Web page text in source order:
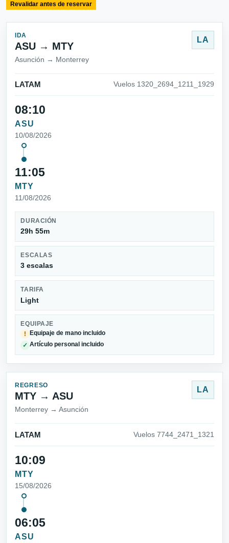
Revalidar antes de reservar
IDA
ASU → MTY
Asunción → Monterrey
LA
LATAM Vuelos 1320_2694_1211_1929
08:10
ASU
10/08/2026
11:05
MTY
11/08/2026
DURACIÓN
29h 55m
ESCALAS
3 escalas
TARIFA
Light
EQUIPAJE
!
Equipaje de mano incluido
✓ Artículo personal incluido
REGRESO
MTY → ASU
Monterrey → Asunción
LA
LATAM Vuelos 7744_2471_1321
10:09
MTY
15/08/2026
06:05
ASU